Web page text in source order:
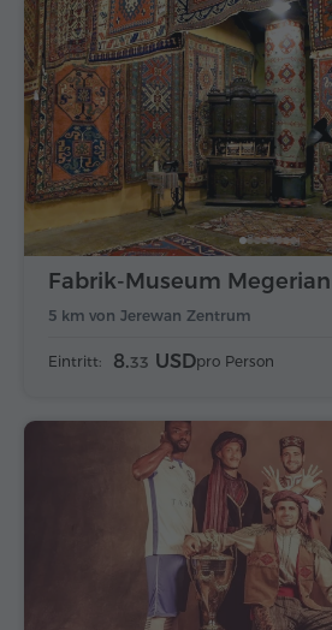
5 km von Jerewan Zentrum
Fabrik-Museum
Eintritt: 8.33 USDpro Person